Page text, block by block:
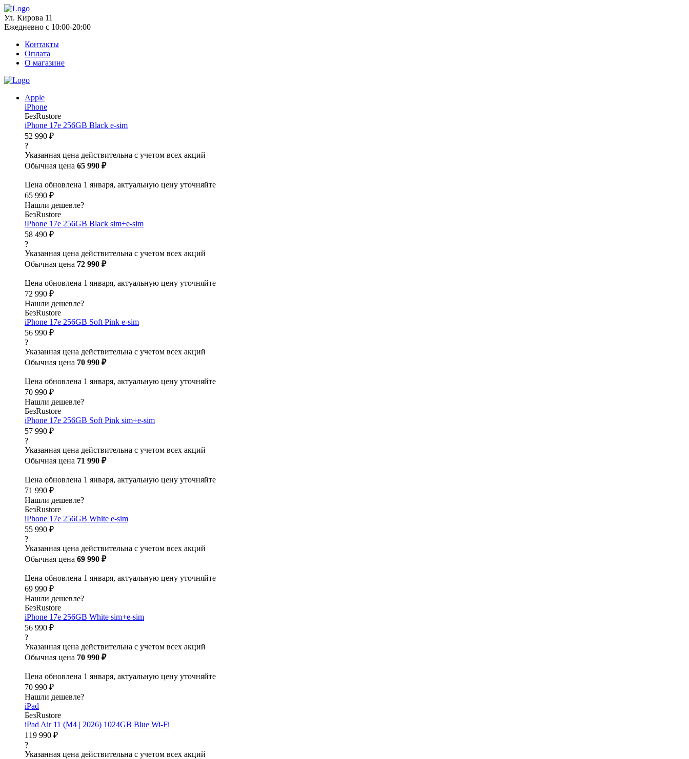
Ул. Кирова 11
Ежедневно с 10:00-20:00
Контакты
Оплата
О магазине
Apple
iPhone
БезRustore
iPhone 17e 256GB Black e-sim
52 990 ₽
?
Указанная цена действительна с учетом всех акций
Обычная цена 65 990 ₽
Цена обновлена 1 января, актуальную цену уточняйте
65 990 ₽
Нашли дешевле?
БезRustore
iPhone 17e 256GB Black sim+e-sim
58 490 ₽
?
Указанная цена действительна с учетом всех акций
Обычная цена 72 990 ₽
Цена обновлена 1 января, актуальную цену уточняйте
72 990 ₽
Нашли дешевле?
БезRustore
iPhone 17e 256GB Soft Pink e-sim
56 990 ₽
?
Указанная цена действительна с учетом всех акций
Обычная цена 70 990 ₽
Цена обновлена 1 января, актуальную цену уточняйте
70 990 ₽
Нашли дешевле?
БезRustore
iPhone 17e 256GB Soft Pink sim+e-sim
57 990 ₽
?
Указанная цена действительна с учетом всех акций
Обычная цена 71 990 ₽
Цена обновлена 1 января, актуальную цену уточняйте
71 990 ₽
Нашли дешевле?
БезRustore
iPhone 17e 256GB White e-sim
55 990 ₽
?
Указанная цена действительна с учетом всех акций
Обычная цена 69 990 ₽
Цена обновлена 1 января, актуальную цену уточняйте
69 990 ₽
Нашли дешевле?
БезRustore
iPhone 17e 256GB White sim+e-sim
56 990 ₽
?
Указанная цена действительна с учетом всех акций
Обычная цена 70 990 ₽
Цена обновлена 1 января, актуальную цену уточняйте
70 990 ₽
Нашли дешевле?
iPad
БезRustore
iPad Air 11 (M4 | 2026) 1024GB Blue Wi-Fi
119 990 ₽
?
Указанная цена действительна с учетом всех акций